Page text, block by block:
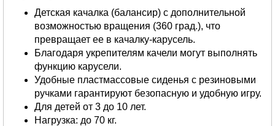
Детская качалка (балансир) с дополнительной
возможностью вращения (360 град.), что
превращает ее в качалку-карусель.
Благодаря укрепителям качели могут выполнять
функцию карусели.
Удобные пластмассовые сиденья с резиновыми
ручками гарантируют безопасную и удобную игру.
Для детей от 3 до 10 лет.
Нагрузка: до 70 кг.